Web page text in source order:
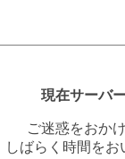
現在サーバ
ご迷惑をおか
しばらく時間を